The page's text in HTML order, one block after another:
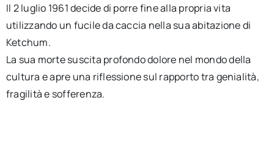
Il 2 luglio 1961 decide di porre fine alla propria vita
utilizzando un fucile da caccia nella sua abitazione di
Ketchum.
La sua morte suscita profondo dolore nel mondo della
cultura e apre una riflessione sul rapporto tra genialità,
fragilità e sofferenza.